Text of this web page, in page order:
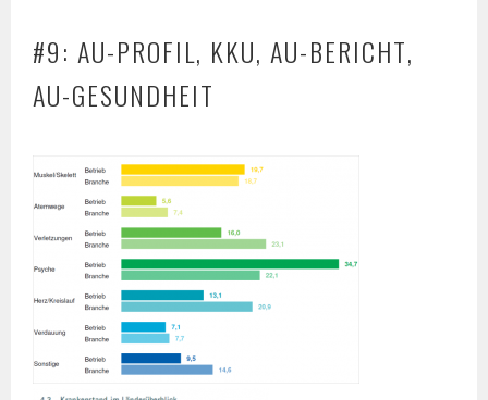
#9: AU-PROFIL, KKU, AU-BERICHT,
AU-GESUNDHEIT